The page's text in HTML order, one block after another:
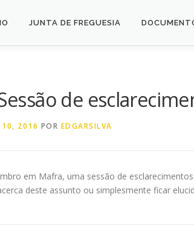
JUNTA DE FREGUESIA
de
10, 2016 POR EDGARSILVA
em Mafra, uma sessão de
deste assunto ou simplesmente ficar